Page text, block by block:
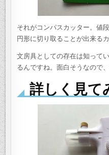
それがコンパスカッター。値
円形に切り取ることが出来る
文房具としての存在は知って
るんですね。面白そうなので
詳しく見て